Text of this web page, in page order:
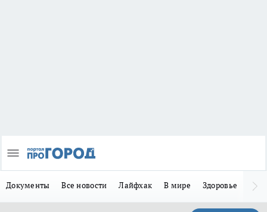
Документы Все новости Лайфхак В мире Здоровье